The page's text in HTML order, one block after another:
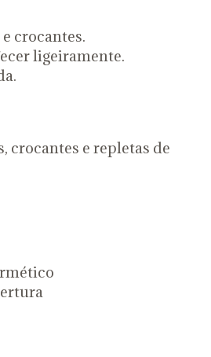
crocantes.
ligeiramente.
crocantes e repletas de